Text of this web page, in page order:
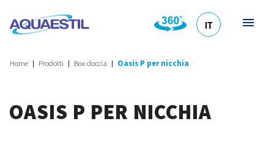
IT
Home Prodotti Box doccia Oasis P per nicchia
OASIS P PER NICCHIA